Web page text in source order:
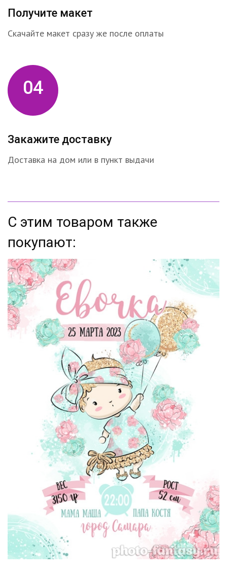
Получите макет
Скачайте макет сразу же после оплаты
04
Закажите доставку
Доставка на дом или в пункт выдачи
С этим товаром также
покупают: